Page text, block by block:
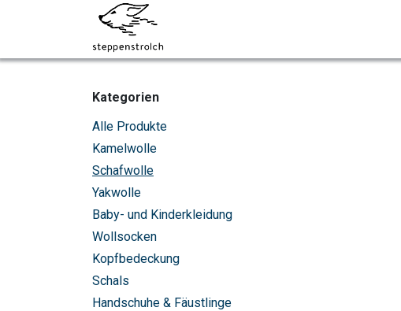
Zum Inhalt springen
Kategorien
Alle Produkte
Kamelwolle
Schafwolle
Yakwolle
Baby- und Kinderkleidung
Wollsocken
Kopfbedeckung
Schals
Handschuhe & Fäustlinge